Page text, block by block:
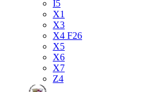
I5
X1
X3
X4 F26
X5
X6
X7
Z4